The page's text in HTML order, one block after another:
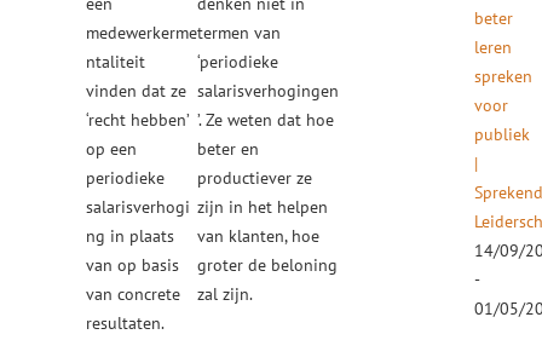
medewerkerme
ntaliteit
vinden dat ze
‘recht hebben’
op een
periodieke
salarisverhogi
ng in plaats
van op basis
van concrete
resultaten.
termen van
‘periodieke
salarisverhogingen
’. Ze weten dat hoe
beter en
productiever ze
zijn in het helpen
van klanten, hoe
groter de beloning
zal zijn.
beter
leren
spreken
voor
publiek
|
14/09/
-
01/05/